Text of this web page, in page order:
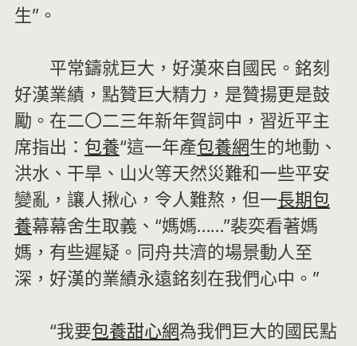
生”。
平常鑄就巨大，好漢來自國民。銘刻
好漢業績，點贊巨大精力，是贊揚更是鼓
勵。在二〇二三年新年賀詞中，習近平主
席指出： 包養“這一年產包養網生的地動、
洪水、干旱、山火等天然災難和一些平安
變亂，讓人揪心，令人難熬，但一長期包
養幕幕舍生取義、“媽媽……”裴奕看著媽
媽，有些遲疑。同舟共濟的場景動人至
深，好漢的業績永遠銘刻在我們心中。”
“我要包養甜心網為我們巨大的國民點